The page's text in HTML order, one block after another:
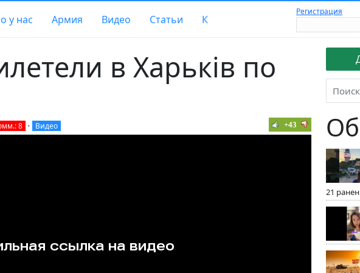
у нас Армия Видео Статьи К
Регистрация
21
в Харькiв по
8 • Видео +43